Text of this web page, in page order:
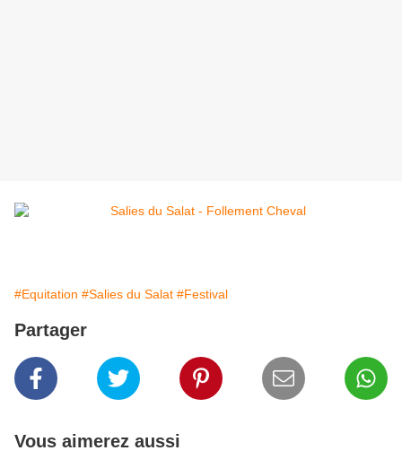
#Equitation #Salies du Salat #Festival
Partager
Vous aimerez aussi